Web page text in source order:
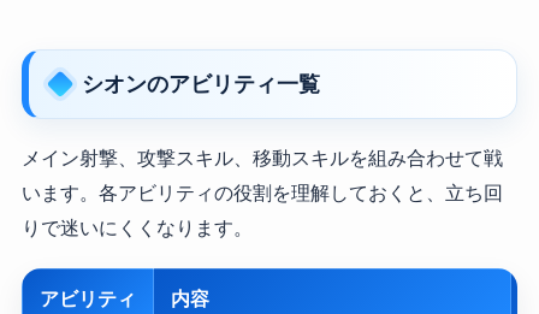
シオンのアビリティ一覧
メイン射撃、攻撃スキル、移動スキルを組み合わせて戦
います。各アビリティの役割を理解しておくと、立ち回
りで迷いにくくなります。
アビリティ 内容